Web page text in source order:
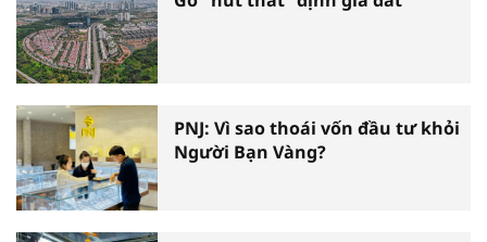
PNJ: Vì sao thoái vốn đầu tư khỏi
Người Bạn Vàng?